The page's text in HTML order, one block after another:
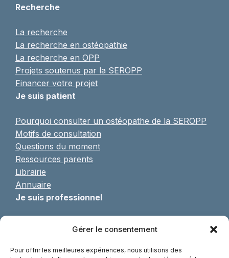
Gérer le consentement
Pour offrir les meilleures expériences, nous utilisons des
Recherche
La recherche
La recherche en ostéopathie
La recherche en OPP
Projets soutenus par la SEROPP
Financer votre projet
Je suis patient
Pourquoi consulter un ostéopathe de la SEROPP
Motifs de consultation
Questions du moment
Ressources parents
Librairie
Annuaire
Je suis professionnel
Formulaire d’adhésion
Formations continues